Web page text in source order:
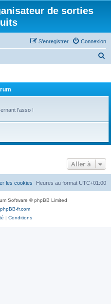
de sorties
Connexion
S’enregistrer
r
l'asso !
Aller à
Heures au format UTC+01:00
les cookies
Software © phpBB Limited
phpBB-fr.com
| Conditions